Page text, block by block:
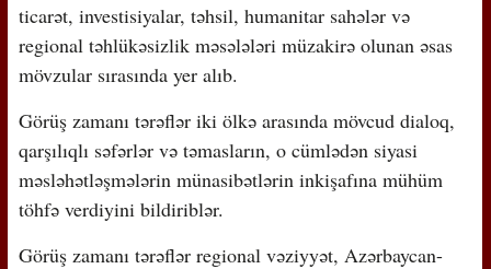
ticarət, investisiyalar, təhsil, humanitar sahələr və
regional təhlükəsizlik məsələləri müzakirə olunan əsas
mövzular sırasında yer alıb.
Görüş zamanı tərəflər iki ölkə arasında mövcud dialoq,
qarşılıqlı səfərlər və təmasların, o cümlədən siyasi
məsləhətləşmələrin münasibətlərin inkişafına mühüm
töhfə verdiyini bildiriblər.
Görüş zamanı tərəflər regional vəziyyət, Azərbaycan-